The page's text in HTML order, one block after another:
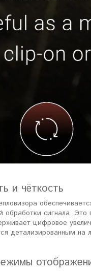
и чёткость
сигнала. Это
цифровое
детализированным